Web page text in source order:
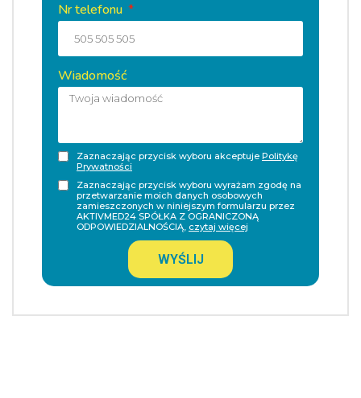
Nr telefonu
Wiadomość
Zaznaczając przycisk wyboru akceptuje Politykę
Prywatności
Zaznaczając przycisk wyboru wyrażam zgodę na
przetwarzanie moich danych osobowych
zamieszczonych w niniejszym formularzu przez
AKTIVMED24 SPÓŁKA Z OGRANICZONĄ
ODPOWIEDZIALNOŚCIĄ, czytaj więcej
WYŚLIJ